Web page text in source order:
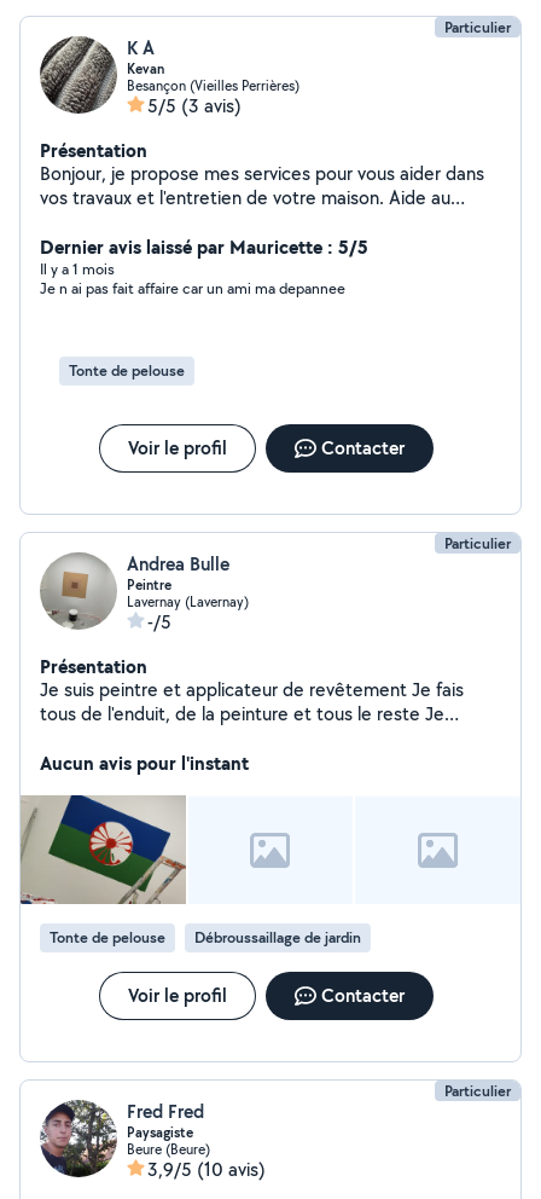
Particulier
K A
Kevan
Besançon (Vieilles Perrières)
5/5 (3 avis)
Présentation
Bonjour, je propose mes services pour vous aider dans
vos travaux et l'entretien de votre maison. Aide au
chargement/déchargement, aide pour déplacer vos
meubles. Travaux de peinture : rafraîchissement des
murs, pièces intérieures, finitions soignées. Entretien
extérieurs au nettoyeur haute pression. Sérieux,
ponctuel et soigneux, je m'adapte à vos besoins pour
pas à me contacter pour un renseignement.
Dernier avis laissé par Mauricette : 5/5
Il y a 1 mois
Je n ai pas fait affaire car un ami ma depannee
Tonte de pelouse
Voir le profil Contacter
Particulier
Andrea Bulle
Peintre
Lavernay (Lavernay)
-/5
Présentation
Je suis peintre et applicateur de revêtement Je fais
tous de l'enduit, de la peinture et tous le reste Je
Aucun avis pour l'instant
Tonte de pelouse Débroussaillage de jardin
Voir le profil Contacter
Particulier
Fred Fred
Paysagiste
Beure (Beure)
3,9/5 (10 avis)